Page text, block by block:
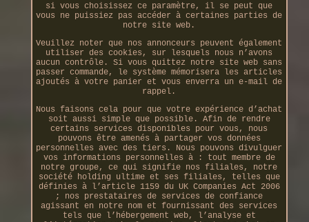
si vous choisissez ce paramètre, il se peut que
vous ne puissiez pas accéder à certaines parties de
notre site web.
Veuillez noter que nos annonceurs peuvent également
utiliser des cookies, sur lesquels nous n’avons
aucun contrôle. Si vous quittez notre site web sans
passer commande, le système mémorisera les articles
ajoutés à votre panier et vous enverra un e-mail de
rappel.
Nous faisons cela pour que votre expérience d’achat
soit aussi simple que possible. Afin de rendre
certains services disponibles pour vous, nous
pouvons être amenés à partager vos données
personnelles avec des tiers. Nous pouvons divulguer
vos informations personnelles à : tout membre de
notre groupe, ce qui signifie nos filiales, notre
société holding ultime et ses filiales, telles que
définies à l’article 1159 du UK Companies Act 2006
; nos prestataires de services de confiance
agissant en notre nom et fournissant des services
tels que l’hébergement web, l’analyse et